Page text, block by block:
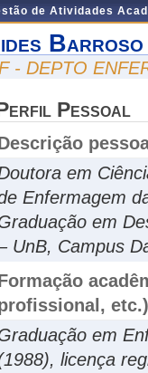
de Atividades
- DEPTO
Pessoal
em
Enfermagem
em
UnB, Campus
etc.)
em
licença